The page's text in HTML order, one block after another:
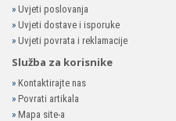
» Uvjeti poslovanja
» Uvjeti dostave i isporuke
» Uvjeti povrata i reklamacije
Služba za korisnike
» Kontaktirajte nas
» Povrati artikala
» Mapa site-a